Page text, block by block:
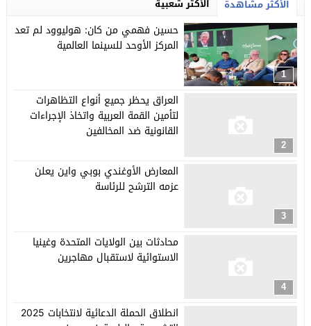
الأكثر مشاهدة الأكثر شعبية
1
حسين فهمي من كان: هوليوود لم تعد
المركز الأوحد للسينما العالمية
2
العراق يحظر جميع أنواع التظاهرات
لتأمين القمة العربية واتخاذ الإجراءات
القانونية ضد المخالفين
3
المعارض الأوغندي بوبي واين يعلن
عزمه الترشح للرئاسة
4
محادثات بين الولايات المتحدة وغينيا
الاستوائية لاستقبال مهاجرين
انطلاق الحملة الدعائية لانتخابات 2025